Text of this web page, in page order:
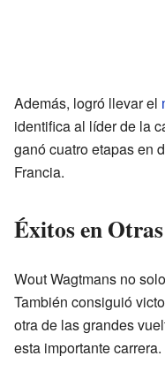
Además, logró llevar el
identifica al líder de la
ganó cuatro etapas en
Francia.
Éxitos en
Wout Wagtmans no
También consiguió
otra de las grandes
esta importante carrera.